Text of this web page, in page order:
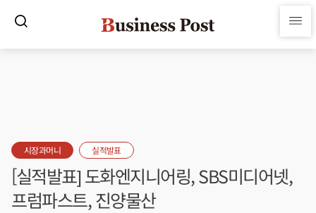
시장과머니 실적발표
[실적발표] 도화엔지니어링, SBS미디어넷,
프럼파스트, 진양물산